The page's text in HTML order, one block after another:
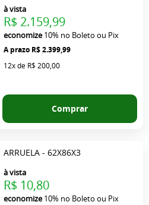
R$ 2.399,99
à vista
R$ 2.159,99
economize10% no Boleto ou Pix
12xde R$ 200,00
Comprar
ARRUELA - 62X86X3
à vista
R$ 10,80
economize10% no Boleto ou Pix